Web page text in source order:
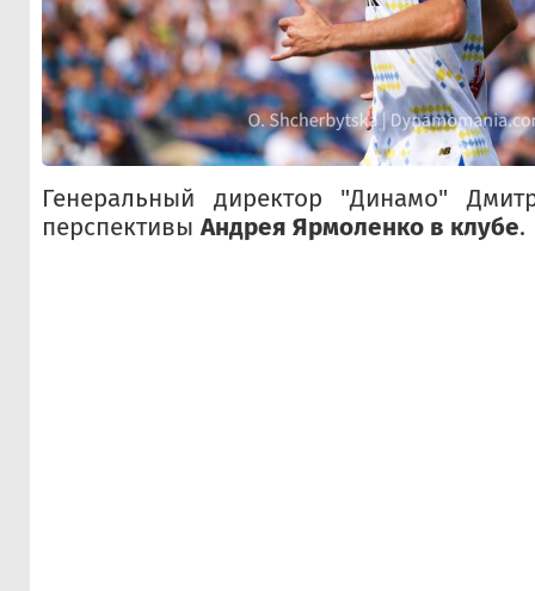
Генеральный директор "Динамо"
перспективы Андрея Ярмоленко в клубе.